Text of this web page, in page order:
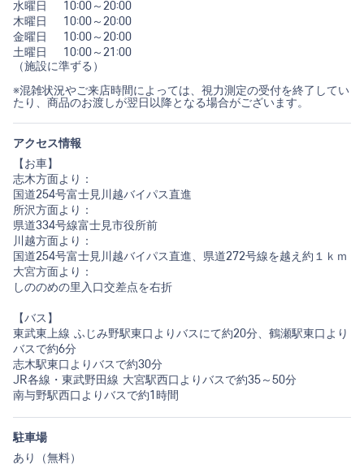
水曜日
10:00～20:00
木曜日
10:00～20:00
金曜日
10:00～20:00
土曜日
10:00～21:00
（施設に準ずる）
※混雑状況やご来店時間によっては、視力測定の受付を終了してい
たり、商品のお渡しが翌日以降となる場合がございます。
アクセス情報
【お車】
志木方面より：
国道254号富士見川越バイパス直進
所沢方面より：
県道334号線富士見市役所前
川越方面より：
国道254号富士見川越バイパス直進、県道272号線を越え約１ｋｍ
大宮方面より：
しののめの里入口交差点を右折
【バス】
東武東上線 ふじみ野駅東口よりバスにて約20分、鶴瀬駅東口より
バスで約6分
志木駅東口よりバスで約30分
JR各線・東武野田線 大宮駅西口よりバスで約35～50分
南与野駅西口よりバスで約1時間
駐車場
あり（無料）